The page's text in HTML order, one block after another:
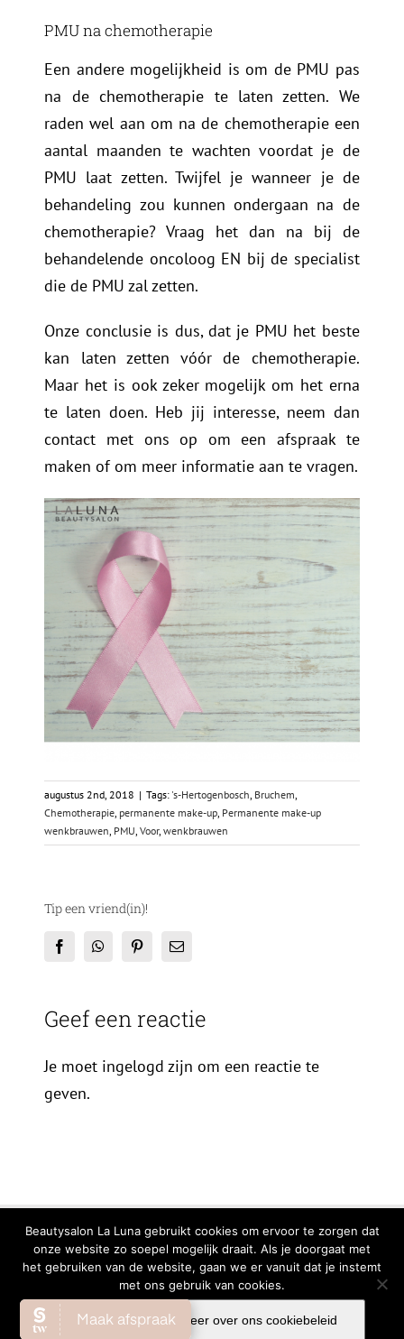
PMU na chemotherapie
Een andere mogelijkheid is om de PMU pas
na de chemotherapie te laten zetten. We
raden wel aan om na de chemotherapie een
aantal maanden te wachten voordat je de
PMU laat zetten. Twijfel je wanneer je de
behandeling zou kunnen ondergaan na de
chemotherapie? Vraag het dan na bij de
behandelende oncoloog EN bij de specialist
die de PMU zal zetten.
Onze conclusie is dus, dat je PMU het beste
kan laten zetten vóór de chemotherapie.
Maar het is ook zeker mogelijk om het erna
te laten doen. Heb jij interesse, neem dan
contact met ons op om een afspraak te
maken of om meer informatie aan te vragen.
augustus 2nd, 2018 | Tags: 's-Hertogenbosch, Bruchem,
Chemotherapie, permanente make-up, Permanente make-up
wenkbrauwen, PMU,Voor,wenkbrauwen
Tip een vriend(in)!
FacebookWhatsAppPinterestE-
Geef een reactie
Je moet ingelogd zijn om een reactie te
geven.
© Copyright 2026 | All Rights Reserved | Privacy Verklaring Cookiebeleid
Facebook
Instagram
Beautysalon La Luna gebruikt cookies om ervoor te zorgen dat
onze website zo soepel mogelijk draait. Als je doorgaat met
het gebruiken van de website, gaan we er vanuit dat je instemt
met ons gebruik van cookies.
Ok Lees meer over ons cookiebeleid